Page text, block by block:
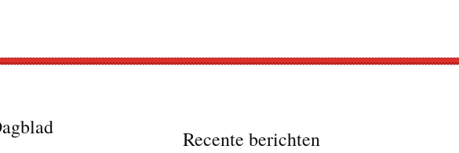
Recente berichten